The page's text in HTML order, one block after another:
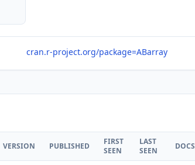
cran.r-project.org/package=ABarray
VERSION PUBLISHED
FIRST
SEEN
LAST
SEEN
DOCS